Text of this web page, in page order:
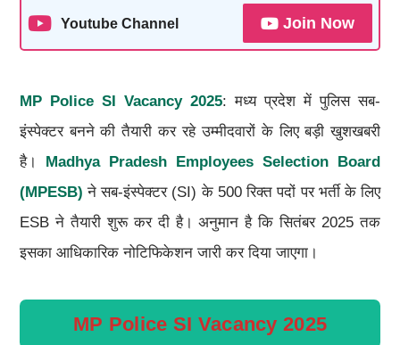
Youtube Channel Join Now
MP Police SI Vacancy 2025: मध्य प्रदेश में पुलिस सब-
इंस्पेक्टर बनने की तैयारी कर रहे उम्मीदवारों के लिए बड़ी खुशखबरी
है। Madhya Pradesh Employees Selection Board
(MPESB) ने सब-इंस्पेक्टर (SI) के 500 रिक्त पदों पर भर्ती के लिए
ESB ने तैयारी शुरू कर दी है। अनुमान है कि सितंबर 2025 तक
इसका आधिकारिक नोटिफिकेशन जारी कर दिया जाएगा।
MP Police SI Vacancy 2025